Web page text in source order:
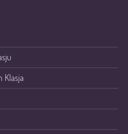
Klasja